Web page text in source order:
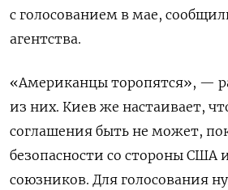
с голосованием в мае,
агентства.
«Американцы торопятся», —
из них. Киев же настаивает,
соглашения быть не может,
безопасности со стороны США
союзников. Для голосования